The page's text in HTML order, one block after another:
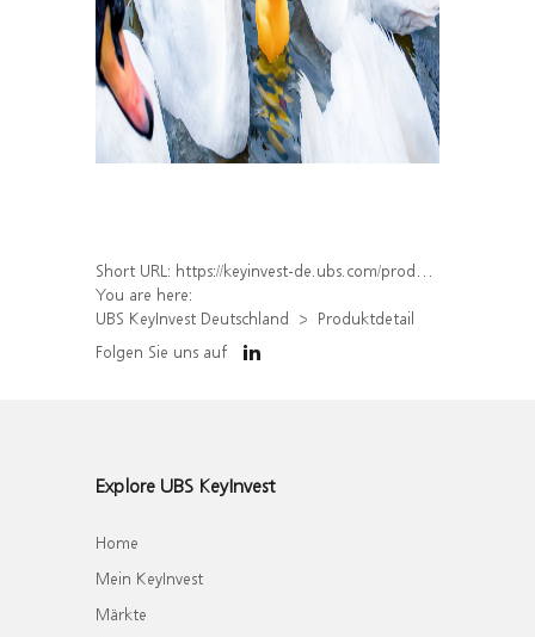
Short URL: https://keyinvest-de.ubs.com/produkt/detail/index/isin/DE000WA8HKJ9
You are here:
UBS KeyInvest Deutschland
Produktdetail
Folgen Sie uns auf
Explore UBS KeyInvest
Home
Mein KeyInvest
Märkte